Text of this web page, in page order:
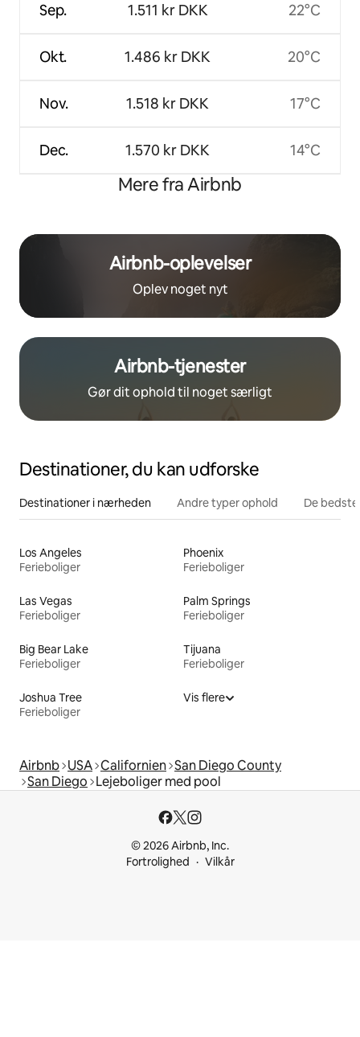
Sep.
Okt.
Nov.
Dec.
1.511 kr DKK
1.486 kr DKK
1.518 kr DKK
1.570 kr DKK
22°C
20°C
17°C
14°C
Mere fra Airbnb
Airbnb-oplevelser
Oplev noget nyt
Airbnb-tjenester
Gør dit ophold til noget særligt
Destinationer, du kan udforske
Destinationer i nærheden Andre typer ophold De
Los Angeles
Ferieboliger
Phoenix
Ferieboliger
Las Vegas
Ferieboliger
Palm Springs
Ferieboliger
Big Bear Lake
Ferieboliger
Tijuana
Ferieboliger
Joshua Tree
Ferieboliger
Vis flere
Airbnb USA Californien San Diego County
San Diego Lejeboliger med pool
© 2026 Airbnb, Inc.
Fortrolighed
Vilkår